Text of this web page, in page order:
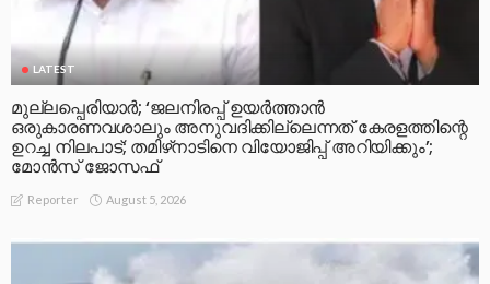
LATEST
മുല്ലപ്പെരിയാര്‍; ‘ജലനിരപ്പ് ഉയര്‍ത്താന്‍
ഒരുകാരണവശാലും അനുവദിക്കില്ലെന്നത് കേരളത്തിന്റെ
ഉറച്ച നിലപാട്; തമിഴ്‌നാടിനെ വിയോജിപ്പ് അറിയിക്കും’;
മോന്‍സ് ജോസഫ്
Reporter August 5, 2026